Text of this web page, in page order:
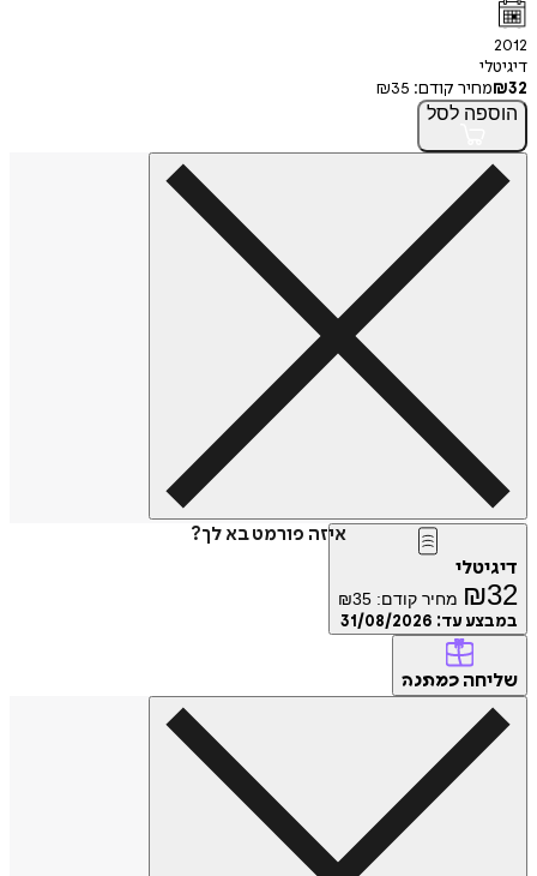
2012
דיגיטלי
₪32 מחיר קודם: ₪35
הוספה לסל
איזה פורמט בא לך?
דיגיטלי
₪32 מחיר קודם: ₪35
במבצע עד: 31/08/2026
שליחה כמתנה